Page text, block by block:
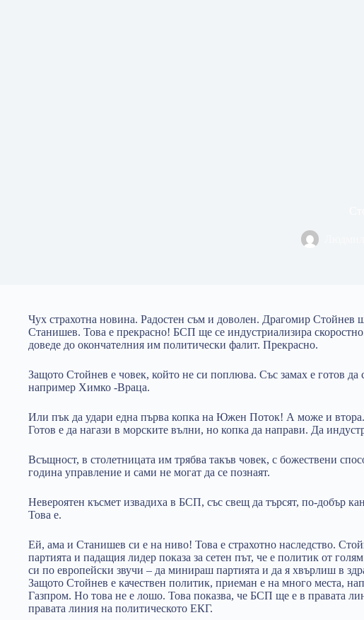
Чух страхотна новина. Радостен съм и доволен. Драгомир Стойнев
Станишев. Това е прекрасно! БСП ще се индустриализира
доведе до окончателния им политически фалит. Прекрасно.
Защото Стойнев е човек, който не си поплюва. Със замах е готов
например Химко -Враца.
Или пък да удари една първа копка на Южен Поток! А може и втора.
Готов е да нагази в морските вълни, но копка да направи. Да
Всъщност, в столетницата им трябва такъв човек, с божествени
година управление и сами не могат да се познаят.
Невероятен късмет извадиха в БСП, със свещ да търсят, по-добър
Това е.
Ей, ама и Станишев си е на ниво! Това е страхотно наследство.
партията и падащия лидер показа за сетен път, че е политик от
си по европейски звучи – да минираш партията и да я хвърлиш в
Защото Стойнев е качествен политик, приеман е на много места,
Газпром. Но това не е лошо. Това показва, че БСП ще е в правата
правата линия на политическото ЕКГ.